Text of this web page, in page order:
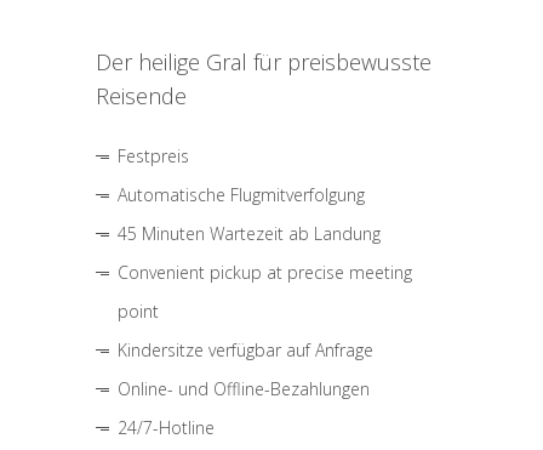
Der heilige Gral für preisbewusste
Reisende
Festpreis
Automatische Flugmitverfolgung
45 Minuten Wartezeit ab Landung
Convenient pickup at precise meeting
point
Kindersitze verfügbar auf Anfrage
Online- und Offline-Bezahlungen
24/7-Hotline